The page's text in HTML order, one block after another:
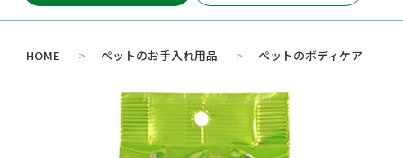
HOME > ペットのお手入れ用品 > ペットのボディケア